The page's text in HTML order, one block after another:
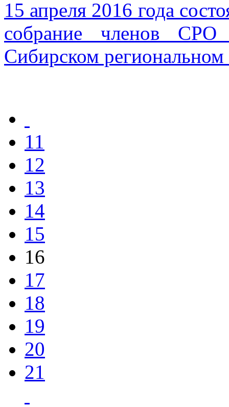
15 апреля 2016 года
собрание членов СРО
Сибирском
11
12
13
14
15
16
17
18
19
20
21